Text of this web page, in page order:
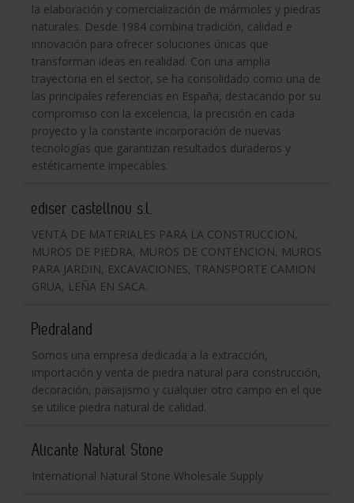
la elaboración y comercialización de mármoles y piedras
naturales. Desde 1984 combina tradición, calidad e
innovación para ofrecer soluciones únicas que
transforman ideas en realidad. Con una amplia
trayectoria en el sector, se ha consolidado como una de
las principales referencias en España, destacando por su
compromiso con la excelencia, la precisión en cada
proyecto y la constante incorporación de nuevas
tecnologías que garantizan resultados duraderos y
estéticamente impecables.
ediser castellnou s.l.
VENTA DE MATERIALES PARA LA CONSTRUCCION,
MUROS DE PIEDRA, MUROS DE CONTENCION, MUROS
PARA JARDIN, EXCAVACIONES, TRANSPORTE CAMION
GRUA, LEÑA EN SACA.
Piedraland
Somos una empresa dedicada a la extracción,
importación y venta de piedra natural para construcción,
decoración, paisajismo y cualquier otro campo en el que
se utilice piedra natural de calidad.
Alicante Natural Stone
International Natural Stone Wholesale Supply